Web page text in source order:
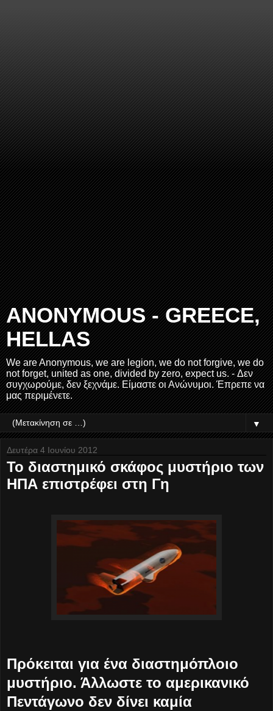
ANONYMOUS - GREECE,
HELLAS
We are Anonymous, we are legion, we do not forgive, we do
not forget, united as one, divided by zero, expect us. - Δεν
συγχωρούμε, δεν ξεχνάμε. Είμαστε οι Ανώνυμοι. Έπρεπε να
μας περιμένετε.
▼
Δευτέρα 4 Ιουνίου 2012
Το διαστημικό σκάφος μυστήριο των
ΗΠΑ επιστρέφει στη Γη
Πρόκειται για ένα διαστημόπλοιο
μυστήριο. Άλλωστε το αμερικανικό
Πεντάγωνο δεν δίνει καμία